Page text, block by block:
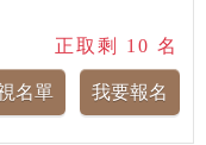
正取剩 10 名